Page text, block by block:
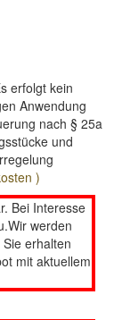
erfolgt kein
Anwendung
nach § 25a
und
)
Bei Interesse
werden
erhalten
mit aktuellem